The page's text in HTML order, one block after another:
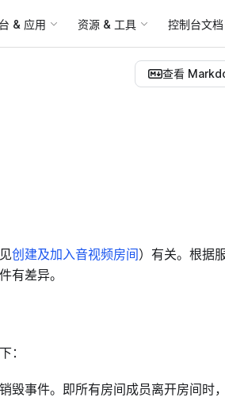
& 应用 资源 & 工具 控制台文档
查看
创建及加入音视频房间）有关。根据
有差异。
：
事件。即所有房间成员离开房间时，